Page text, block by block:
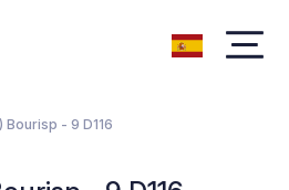
Bourisp - 9 D116